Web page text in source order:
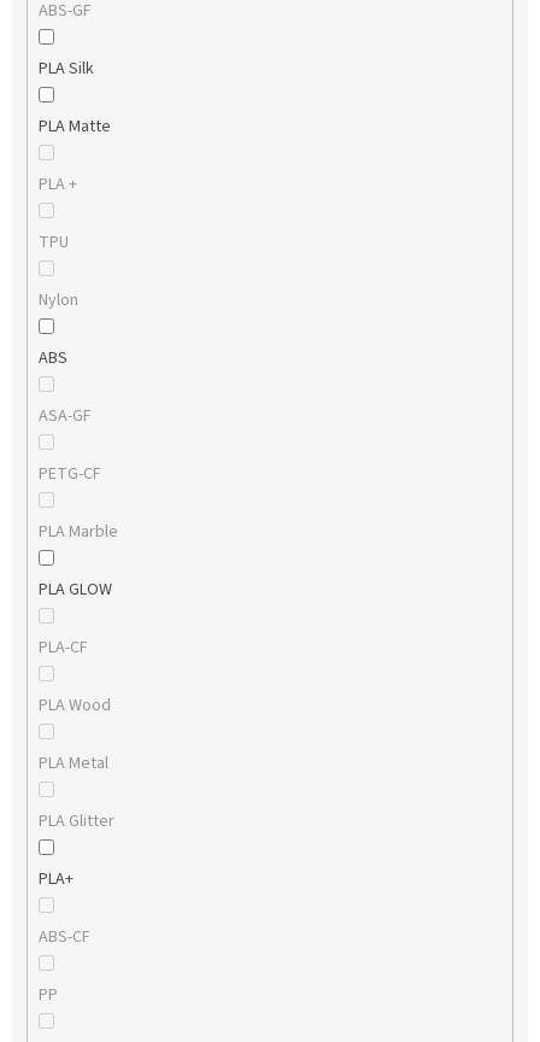
ABS-GF
PLA Silk
PLA Matte
PLA +
TPU
Nylon
ABS
ASA-GF
PETG-CF
PLA Marble
PLA GLOW
PLA-CF
PLA Wood
PLA Metal
PLA Glitter
PLA+
ABS-CF
PP